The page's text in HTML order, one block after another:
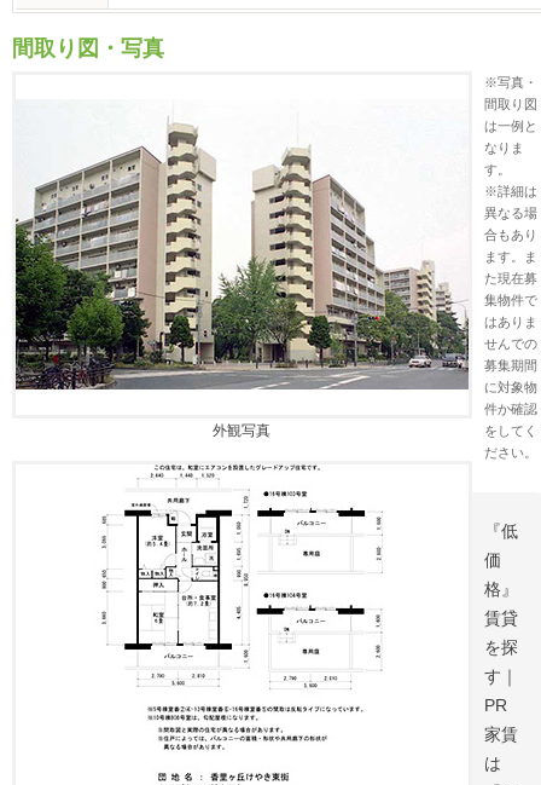
間取り図・写真
外観写真
※写真・
間取り図
は一例と
なりま
す。
※詳細は
異なる場
合もあり
ます。ま
た現在募
集物件で
はありま
せんでの
募集期間
に対象物
件か確認
をしてく
ださい。
『低
価
格』
賃貸
を探
す｜
PR
家賃
は